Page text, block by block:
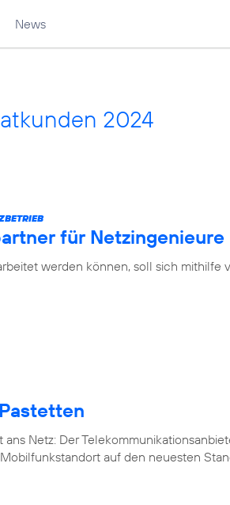
News
2024
für Netzingenieure
werden können, soll sich mithilfe
Netz: Der
auf den neuesten